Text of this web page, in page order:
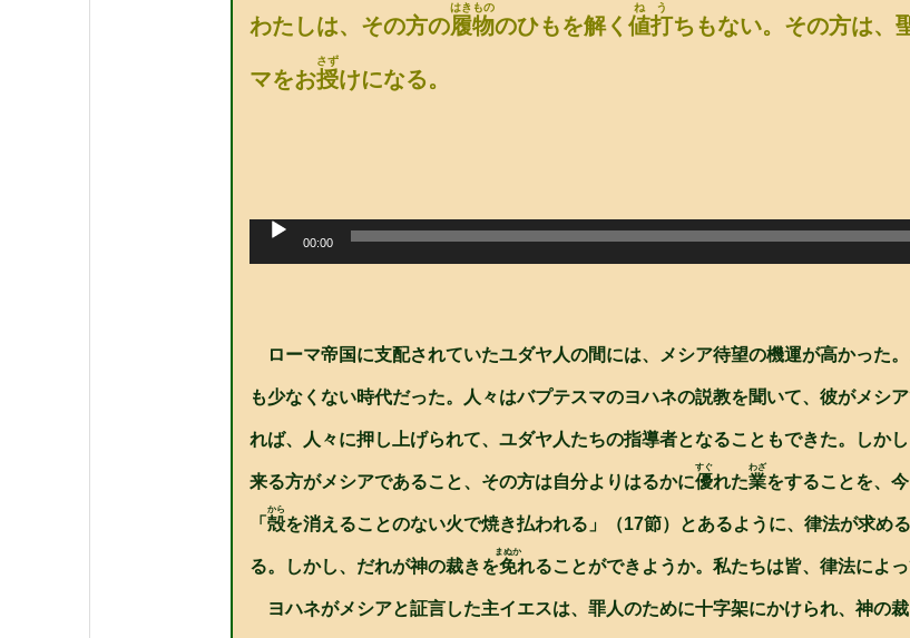
わたしは、その方の履物
はきもの
のひもを解く 値打
ねう
ちもない。その方は、
マをお授
さず
けになる。
プ
00:00
ローマ帝国に支配されていたユダヤ人の間には、メシア待望の機運が高かった
も少なくない時代だった。人々はバプテスマのヨハネの説教を聞いて、彼がメシ
れば、人々に押し上げられて、ユダヤ人たちの指導者となることもできた。しか
来る方がメシアであること、その方は自分よりはるかに優
すぐ
れた業
わざ
をすることを、
「 殻
から
を消えることのない火で焼き払われる」（17節）とあるように、律法が求め
る。しかし、だれが神の裁きを免
まぬか
れることができようか。私たちは皆、律法によ
ヨハネがメシアと証言した主イエスは、罪人のために十字架にかけられ、神の